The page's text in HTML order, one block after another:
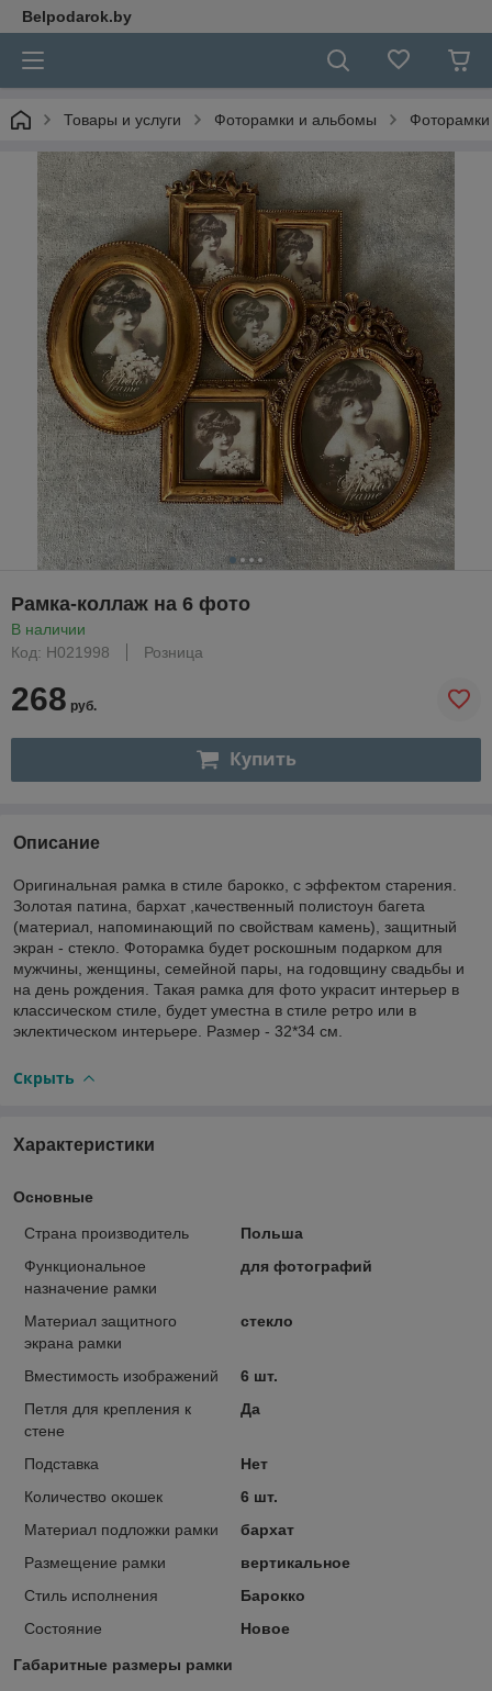
Belpodarok.by
Товары и услуги Фоторамки и альбомы Фоторамки
Рамка-коллаж на 6 фото
В наличии
Код: Н021998
Розница
268 руб.
Купить
Описание
Оригинальная рамка в стиле барокко, с эффектом старения.
Золотая патина, бархат ,качественный полистоун багета
(материал, напоминающий по свойствам камень), защитный
экран - стекло. Фоторамка будет роскошным подарком для
мужчины, женщины, семейной пары, на годовщину свадьбы и
на день рождения. Такая рамка для фото украсит интерьер в
классическом стиле, будет уместна в стиле ретро или в
эклектическом интерьере. Размер - 32*34 см.
Скрыть
Характеристики
Основные
Страна производитель
Польша
Функциональное
назначение рамки
для фотографий
Материал защитного
экрана рамки
стекло
Вместимость изображений
6 шт.
Петля для крепления к
стене
Да
Подставка
Нет
Количество окошек
6 шт.
Материал подложки рамки
бархат
Размещение рамки
вертикальное
Стиль исполнения
Барокко
Состояние
Новое
Габаритные размеры рамки